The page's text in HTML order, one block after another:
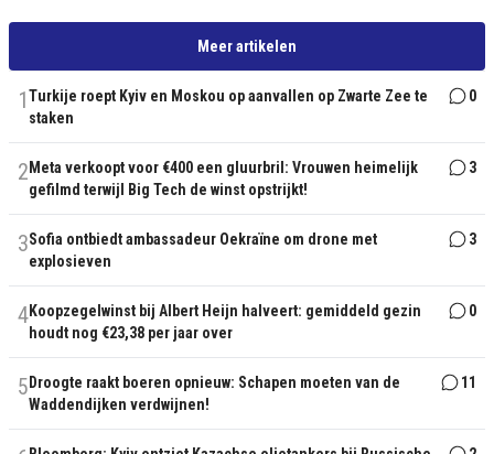
Meer artikelen
1Turkije roept Kyiv en Moskou op aanvallen op Zwarte Zee te
staken
0
2 Meta verkoopt voor €400 een gluurbril: Vrouwen heimelijk
gefilmd terwijl Big Tech de winst opstrijkt!
3
3Sofia ontbiedt ambassadeur Oekraïne om drone met
explosieven
3
4Koopzegelwinst bij Albert Heijn halveert: gemiddeld gezin
houdt nog €23,38 per jaar over
0
5 Droogte raakt boeren opnieuw: Schapen moeten van de
Waddendijken verdwijnen!
11